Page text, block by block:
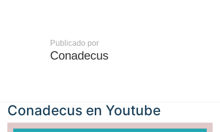
Publicado por
Conadecus
Conadecus en Youtube